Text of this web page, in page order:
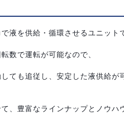
液を供給・循環させるユニット
数で運転が可能なので、
ても追従し、安定した液供給が
、豊富なラインナップとノウハ